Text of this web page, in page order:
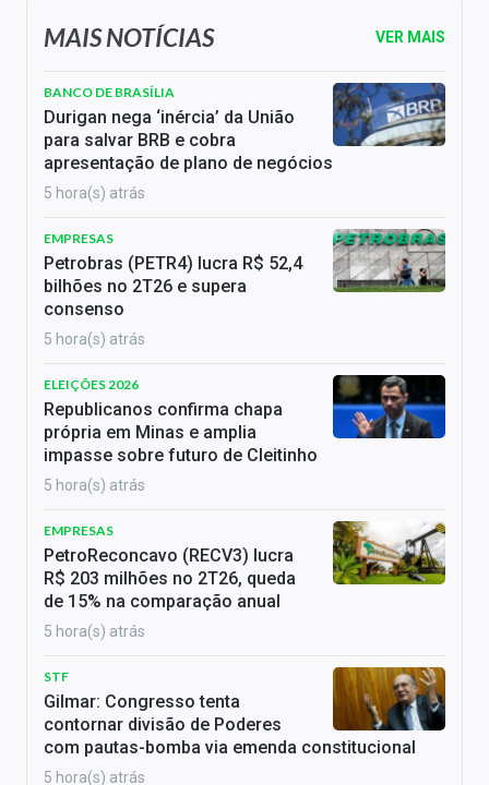
MAIS NOTÍCIAS VER MAIS
BANCO DE BRASÍLIA
Durigan nega ‘inércia’ da União
para salvar BRB e cobra
apresentação de plano de negócios
5 hora(s) atrás
EMPRESAS
Petrobras (PETR4) lucra R$ 52,4
bilhões no 2T26 e supera
consenso
5 hora(s) atrás
ELEIÇÕES 2026
Republicanos confirma chapa
própria em Minas e amplia
impasse sobre futuro de Cleitinho
5 hora(s) atrás
EMPRESAS
PetroReconcavo (RECV3) lucra
R$ 203 milhões no 2T26, queda
de 15% na comparação anual
5 hora(s) atrás
STF
Gilmar: Congresso tenta
contornar divisão de Poderes
com pautas-bomba via emenda constitucional
5 hora(s) atrás